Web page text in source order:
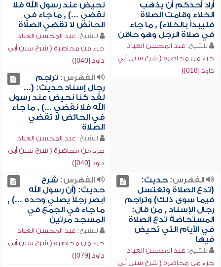
أراد أحدكم أن يذهب
الخلاء وقامت الصلاة
فليبدأ بالخلاء) , ما جاء
في صلاة الرجل وهو حاقن
للشيخ: عبد المحسن العباد
جزء من محاضرة ( شرح سنن أبي
داود [018])
نحيض عند رسول الله فلا
نقضي ...) , ما جاء في
الحائض لا تقضي الصلاة
للشيخ: عبد المحسن العباد
جزء من محاضرة ( شرح سنن أبي
داود [040])
الفهرس: تراجم
رجال إسناد حديث: (...
لقد كنا نحيض عند رسول
الله فلا نقضي ...) , ما جاء
في الحائض لا تقضي
الصلاة
للشيخ: عبد المحسن العباد
جزء من محاضرة ( شرح سنن أبي
داود [040])
الفهرس:حديث:
(تدع الصلاة وتغتسل
فيما سوى ذلك) وتراجم
رجال الإسناد , من قال:
المستحاضة تدع الصلاة
في الأيام التي تحيض
فيها
للشيخ: عبد المحسن العباد
جزء من محاضرة ( شرح سنن أبي
الفهرس: شرح
حديث: (أن رسول الله
أبصر رجلاً يصلي وحده ...) ,
ما جاء في الجمع في
المسجد مرتين
للشيخ: عبد المحسن العباد
جزء من محاضرة ( شرح سنن أبي
داود [079])